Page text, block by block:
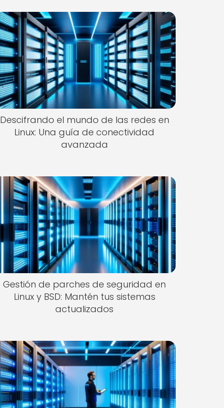
Descifrando el mundo de las redes en
Linux: Una guía de conectividad
avanzada
Gestión de parches de seguridad en
Linux y BSD: Mantén tus sistemas
actualizados